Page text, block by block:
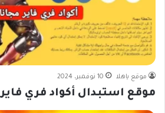
موقع ياهلا 10 نوفمبر، 2024
موقع استبدال أكواد فري فاير